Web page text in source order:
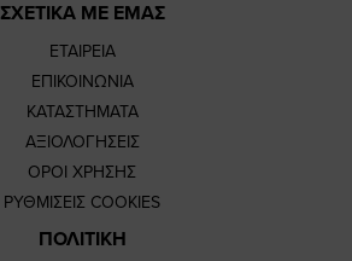
ΣΧΕΤΙΚΑ ΜΕ ΕΜΑΣ
ΕΤΑΙΡΕΙΑ
ΕΠΙΚΟΙΝΩΝΙΑ
ΚΑΤΑΣΤΗΜΑΤΑ
ΑΞΙΟΛΟΓΗΣΕΙΣ
ΟΡΟΙ ΧΡΗΣΗΣ
ΡΥΘΜΙΣΕΙΣ COOKIES
ΠΟΛΙΤΙΚΗ